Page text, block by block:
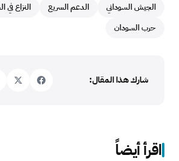
الجيش السوداني الدعم السريع
النزاع في
حرب السودان
شارك هذا المقال:
اقرأ أيضاً